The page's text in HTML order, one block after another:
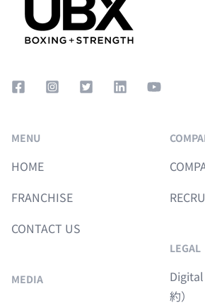
Facebook Square
Instagram Square
Twitter Square
LinkedInYouTube
MENU
HOME
FRANCHISE
CONTACT US
MEDIA
LEGAL
約）